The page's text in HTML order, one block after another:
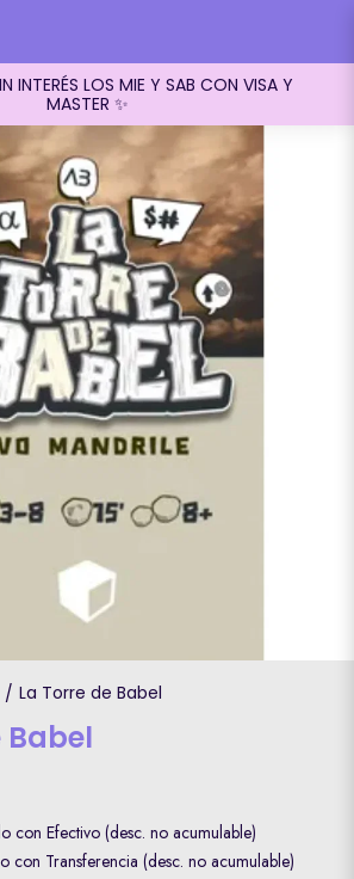
INTERÉS LOS MIE Y SAB CON VISA Y
MASTER ✨
/ La Torre de Babel
Babel
con Efectivo (desc. no acumulable)
con Transferencia (desc. no acumulable)